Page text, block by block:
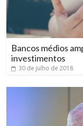
Bancos médios
investimentos
30 de julho de 2018